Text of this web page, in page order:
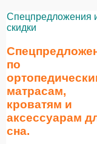
Спецпредложения
скидки
по
матрасам,
кроватям и
аксессуарам
сна.